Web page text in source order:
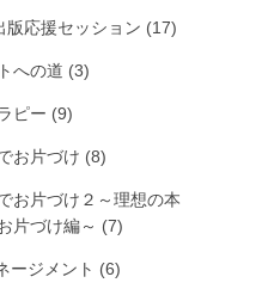
版応援セッション (17)
への道 (3)
ピー (9)
お片づけ (8)
お片づけ２～理想の本
片づけ編～ (7)
ージメント (6)